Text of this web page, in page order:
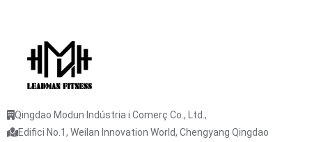
Qingdao Modun Indústria i Comerç Co., Ltd.,
Edifici No.1, Weilan Innovation World, Chengyang Qingdao